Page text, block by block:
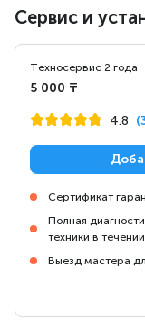
Сервис и
Техносервис 2 года
5 000 ₸
4.8
Сертификат
Полная
техники в
Выезд мастера